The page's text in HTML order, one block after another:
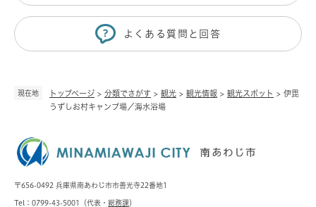
現在地 トップページ > 分類でさがす > 観光 > 観光情報 > 観光スポット > 伊毘
うずしお村キャンプ場／海水浴場
よくある質問と回答
〒656-0492 兵庫県南あわじ市市善光寺22番地1
Tel：0799-43-5001（代表・ 総務課）